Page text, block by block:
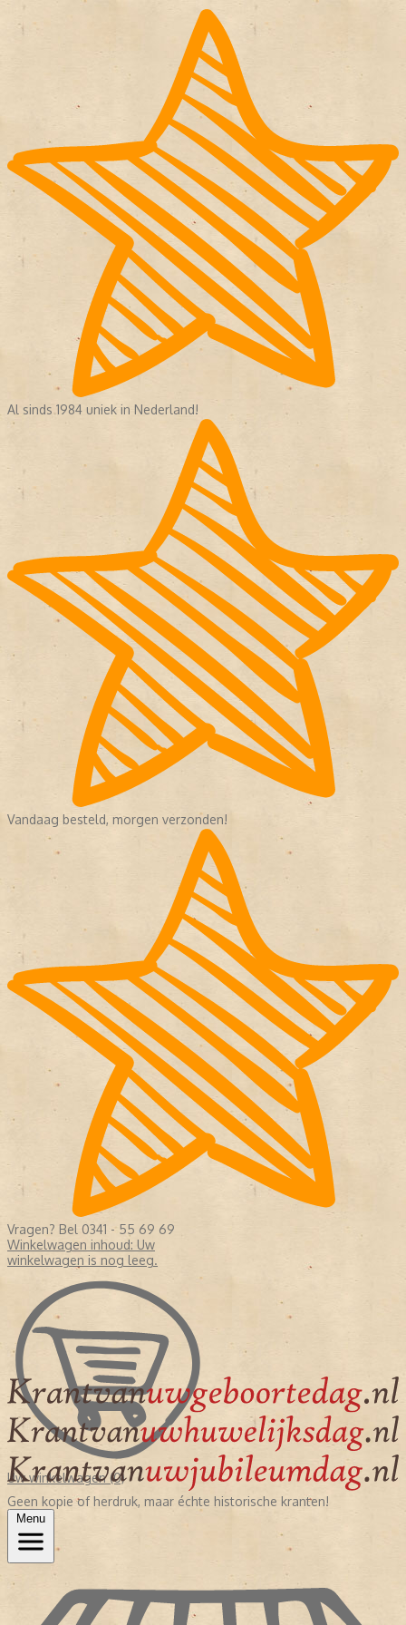
Al sinds 1984 uniek in Nederland!
Vandaag besteld, morgen verzonden!
Vragen? Bel 0341 - 55 69 69
Winkelwagen inhoud: Uw
winkelwagen is nog leeg.
Uw winkelwagen (0)
Geen kopie of herdruk, maar échte historische kranten!
Menu